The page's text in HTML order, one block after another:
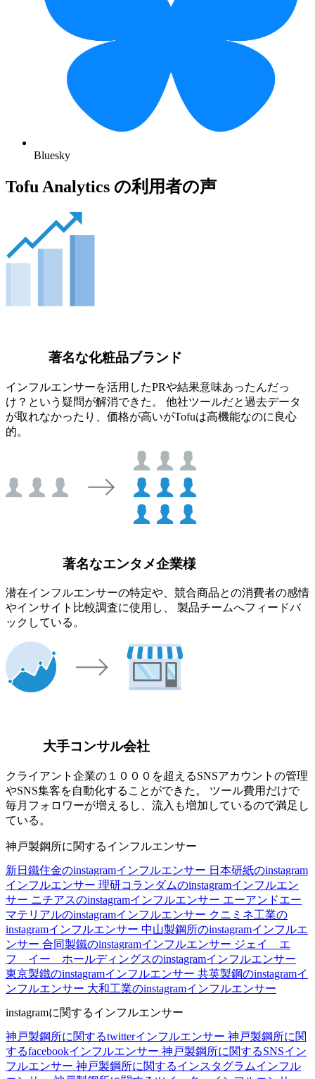
Bluesky
Tofu Analytics の利用者の声
著名な化粧品ブランド
インフルエンサーを活用したPRや結果意味あったんだっ
け？という疑問が解消できた。 他社ツールだと過去データ
が取れなかったり、価格が高いがTofuは高機能なのに良心
的。
著名なエンタメ企業様
潜在インフルエンサーの特定や、競合商品との消費者の感情
やインサイト比較調査に使用し、 製品チームへフィードバ
ックしている。
大手コンサル会社
クライアント企業の１０００を超えるSNSアカウントの管理
やSNS集客を自動化することができた。 ツール費用だけで
毎月フォロワーが増えるし、流入も増加しているので満足し
ている。
神戸製鋼所に関するインフルエンサー
新日鐵住金のinstagramインフルエンサー 日本研紙のinstagram
インフルエンサー 理研コランダムのinstagramインフルエン
サー ニチアスのinstagramインフルエンサー エーアンドエー
マテリアルのinstagramインフルエンサー クニミネ工業の
instagramインフルエンサー 中山製鋼所のinstagramインフルエ
ンサー 合同製鐵のinstagramインフルエンサー ジェイ エ
フ イー ホールディングスのinstagramインフルエンサー
東京製鐵のinstagramインフルエンサー 共英製鋼のinstagramイ
ンフルエンサー 大和工業のinstagramインフルエンサー
instagramに関するインフルエンサー
神戸製鋼所に関するtwitterインフルエンサー 神戸製鋼所に関
するfacebookインフルエンサー 神戸製鋼所に関するSNSイン
フルエンサー 神戸製鋼所に関するインスタグラムインフル